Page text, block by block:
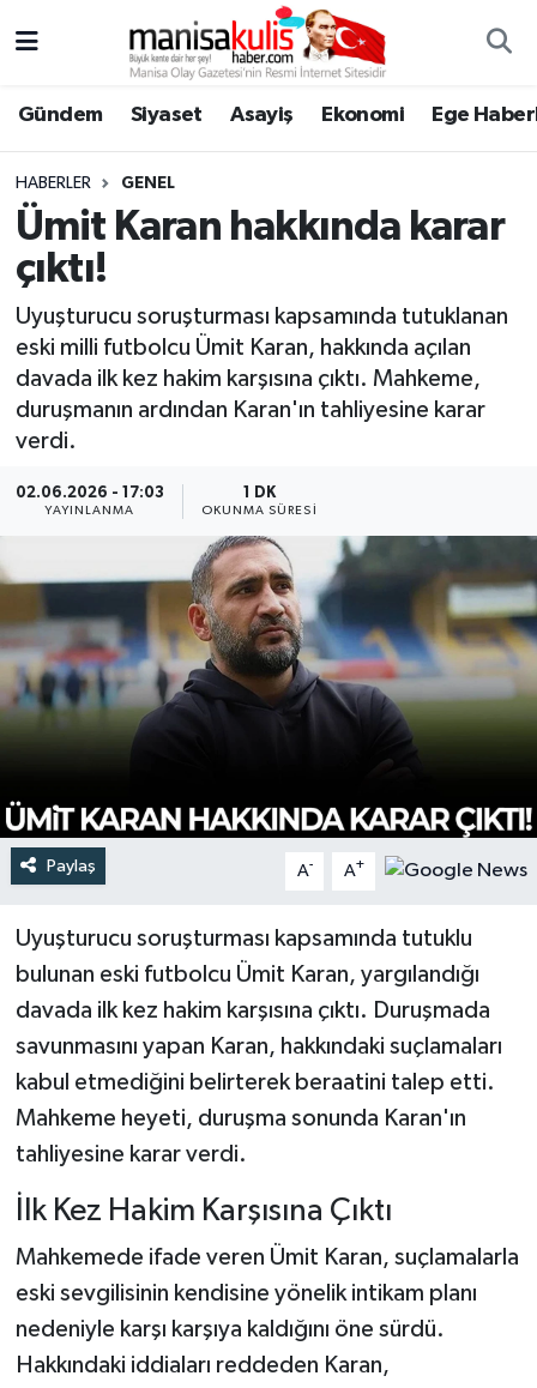
Gündem Siyaset Asayiş Ekonomi Ege
HABERLER GENEL
Ümit Karan hakkında karar
çıktı!
Uyuşturucu soruşturması kapsamında tutuklanan
eski milli futbolcu Ümit Karan, hakkında açılan
davada ilk kez hakim karşısına çıktı. Mahkeme,
duruşmanın ardından Karan'ın tahliyesine karar
verdi.
02.06.2026 - 17:03
YAYINLANMA
1 DK
OKUNMA SÜRESI
Paylaş A- A+
Uyuşturucu soruşturması kapsamında tutuklu
bulunan eski futbolcu Ümit Karan, yargılandığı
davada ilk kez hakim karşısına çıktı. Duruşmada
savunmasını yapan Karan, hakkındaki suçlamaları
kabul etmediğini belirterek beraatini talep etti.
Mahkeme heyeti, duruşma sonunda Karan'ın
tahliyesine karar verdi.
İlk Kez Hakim Karşısına Çıktı
Mahkemede ifade veren Ümit Karan, suçlamalarla
eski sevgilisinin kendisine yönelik intikam planı
nedeniyle karşı karşıya kaldığını öne sürdü.
Hakkındaki iddiaları reddeden Karan,
Ege Haberleri
Ekonomi
Genel
Gündem
Spor
Türkiye
Yaşam
Yunusemre Hava Durumu
Yunusemre Trafik Yoğunluk Haritası
Süper Lig Puan Durumu ve Fikstür
Tüm Manşetler
Son Dakika Haberleri